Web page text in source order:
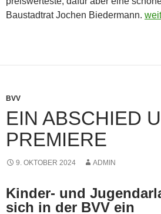
Baustadtrat Jochen Biedermann.
BVV
EIN ABSCHIED
PREMIERE
9. OKTOBER 2024 ADMIN
Kinder- und
sich in der BVV ein